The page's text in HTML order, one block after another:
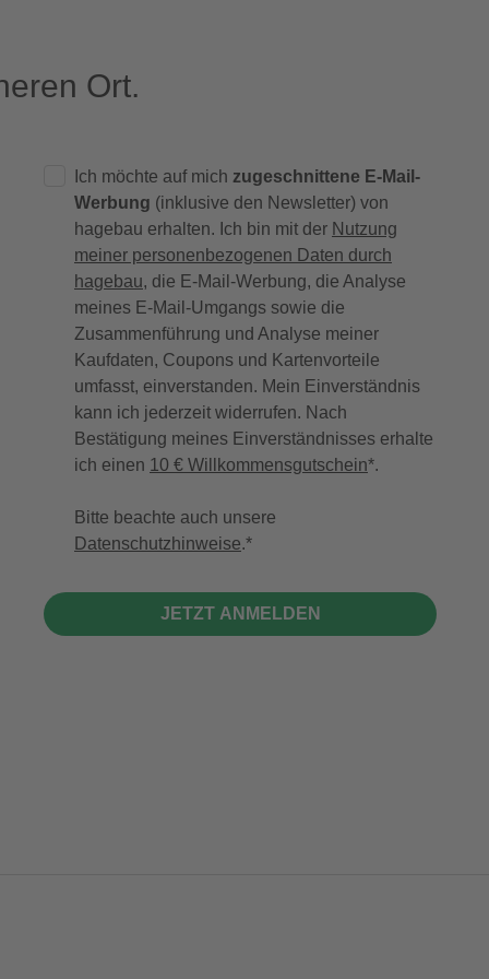
Ort.
Ich möchte auf mich zugeschnittene E-Mail-
Werbung (inklusive den Newsletter) von
hagebau erhalten. Ich bin mit der Nutzung
meiner personenbezogenen Daten durch
hagebau, die E-Mail-Werbung, die Analyse
meines E-Mail-Umgangs sowie die
Zusammenführung und Analyse meiner
Kaufdaten, Coupons und Kartenvorteile
umfasst, einverstanden. Mein Einverständnis
kann ich jederzeit widerrufen. Nach
Bestätigung meines Einverständnisses erhalte
ich einen 10 € Willkommensgutschein*.
Bitte beachte auch unsere
Datenschutzhinweise.
JETZT ANMELDEN